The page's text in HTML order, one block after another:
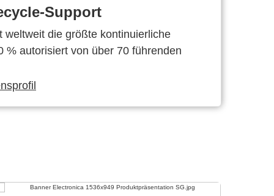
Support
weltweit die größte kontinuierliche
% autorisiert von über 70 führenden